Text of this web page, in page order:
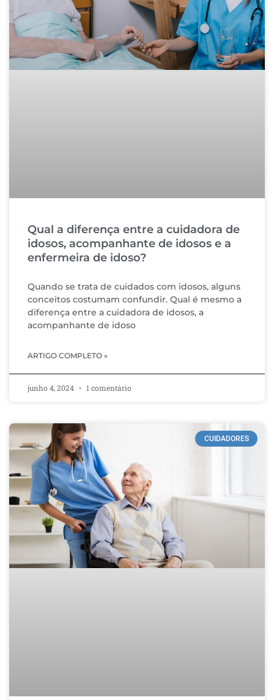
Qual a diferença entre a cuidadora de
idosos, acompanhante de idosos e a
enfermeira de idoso?
Quando se trata de cuidados com idosos, alguns
conceitos costumam confundir. Qual é mesmo a
diferença entre a cuidadora de idosos, a
acompanhante de idoso
ARTIGO COMPLETO »
junho 4, 2024 1 comentário
CUIDADORES